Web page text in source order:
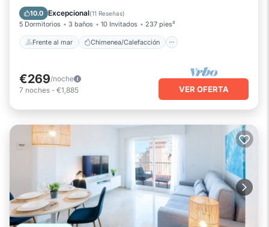
10.0 Excepcional(11 Reseñas)
5 Dormitorios 3 baños 10 Invitados 237 pies²
Frente al mar Chimenea/Calefacción
Piscina
Vista al mar
€269/noche
7 noches - €1,885 VER OFERTA